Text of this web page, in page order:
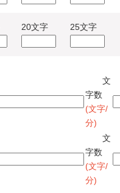
20文字 25文字
文
字数
(文字/
分)
文
字数
(文字/
分)